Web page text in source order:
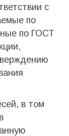
с
по
по ГОСТ
в том